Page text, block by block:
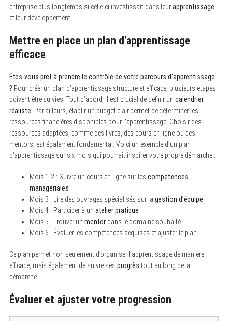
entreprise plus longtemps si celle-ci investissait dans leurapprentissage
et leur développement.
Mettre en place un plan d’apprentissage
efficace
Êtes-vous prêt à prendre le contrôle de votre parcours d’apprentissage
? Pour créer un plan d’apprentissage structuré et efficace, plusieurs étapes
doivent être suivies. Tout d’abord, il est crucial de définir un calendrier
réaliste . Par ailleurs, établir un budget clair permet de déterminer les
ressources financières disponibles pour l’apprentissage. Choisir des
ressources adaptées, comme des livres, des cours en ligne ou des
mentors, est également fondamental. Voici un exemple d’un plan
d’apprentissage sur six mois qui pourrait inspirer votre propre démarche :
Mois 1-2 : Suivre un cours en ligne sur les compétences
managériales
Mois 3 : Lire des ouvrages spécialisés sur la gestion d’équipe
Mois 4 : Participer à un atelier pratique
Mois 5 : Trouver un mentordans le domaine souhaité
Mois 6 : Évaluer les compétences acquises et ajuster le plan
Ce plan permet non seulement d’organiser l’apprentissage de manière
efficace, mais également de suivre ses progrès tout au long de la
démarche.
Évaluer et ajuster votre progression
e
r
c
h
o
r